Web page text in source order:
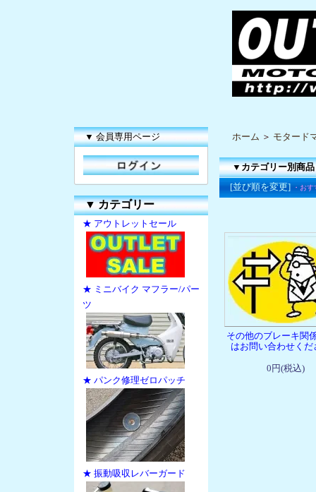
▼ 会員専用ページ
▼カテゴリー
★ アウトレットセール
★ ミニバイク マフラー/パー
ツ
★ パンク修理ゼロパッチ
★ 振動吸収レバーガード
ホーム ＞ モタード
▼カテゴリー別商品
[並び順を変更]
・お
その他のブレーキ関
はお問い合わせくだ
0円(税込)